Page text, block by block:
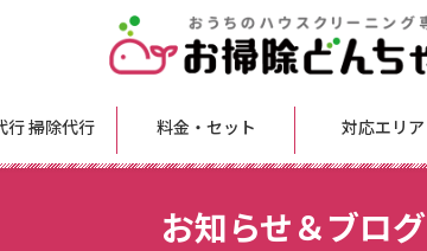
行 掃除代行 料金・セット 対応エリア
お知らせ＆ブログ